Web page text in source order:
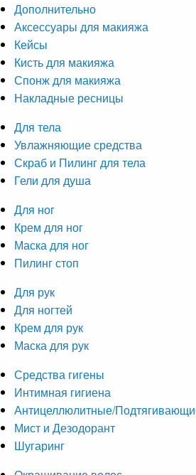
Дополнительно
Аксессуары для макияжа
Кейсы
Кисть для макияжа
Спонж для макияжа
Накладные ресницы
Для тела
Увлажняющие средства
Скраб и Пилинг для тела
Гели для душа
Для ног
Крем для ног
Маска для ног
Пилинг стоп
Для рук
Для ногтей
Крем для рук
Маска для рук
Средства гигены
Интимная гигиена
Антицеллюлитные/
Мист и Дезодорант
Шугаринг